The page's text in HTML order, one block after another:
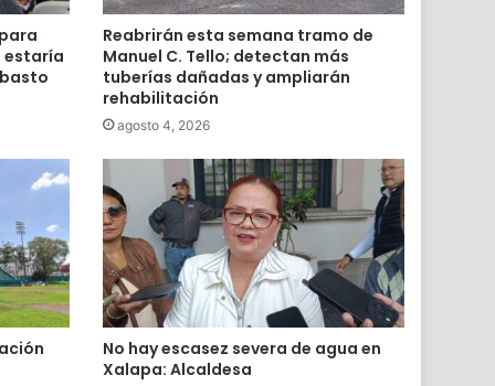
estaría
Reabrirán esta semana tramo de
Manuel C. Tello; detectan más
tuberías dañadas y ampliarán
rehabilitación
agosto 4, 2026
No hay escasez severa de agua en
Xalapa: Alcaldesa